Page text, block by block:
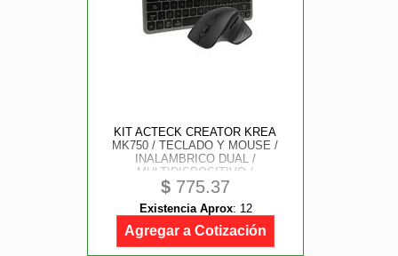
KIT ACTECK CREATOR KREA
MK750 / TECLADO Y MOUSE /
INALAMBRICO DUAL /
MULTIDISPOSITIVO /
RECARGABLE / DONGLE BT / 65 /
WIN - MAC / ESPAÑOL / 118
TECLAS / 2000 DPI / OPTICO /
NEGRO-GRIS / AC-940177
$ 775.37
Existencia Aprox: 12
Agregar a Cotización